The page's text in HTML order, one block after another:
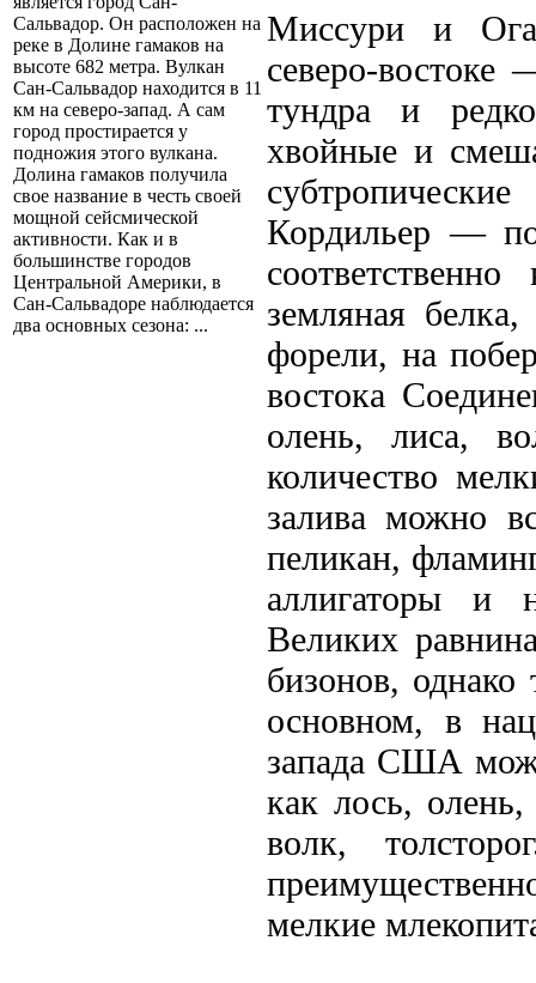
Сальвадор. Он расположен на
реке в Долине гамаков на
высоте 682 метра. Вулкан
Сан-Сальвадор находится в 11
км на северо-запад. А сам
город простирается у
подножия этого вулкана.
Долина гамаков получила
свое название в честь своей
мощной сейсмической
активности. Как и в
большинстве городов
Центральной Америки, в
Сан-Сальвадоре наблюдается
два основных сезона: ...
Миссури и
северо-
тундра и
хвойные и
Кордильер —
земляная
форели, на
востока
олень, лиса,
количество
залива можно
пеликан,
аллигаторы и
Великих
бизонов, однако
основном, в
запада США
как лось,
волк,
мелкие